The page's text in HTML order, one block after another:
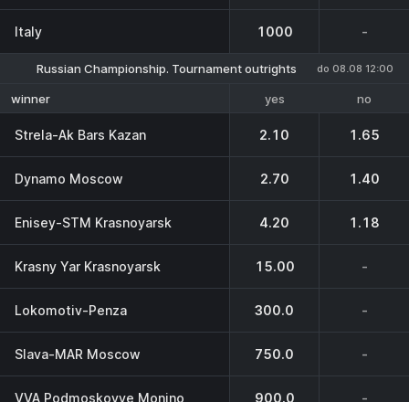
Italy 1000 -
Russian Championship. Tournament outrights do 08.08 12:00
winner yes no
Strela-Ak Bars Kazan 2.10 1.65
Dynamo Moscow 2.70 1.40
Enisey-STM Krasnoyarsk 4.20 1.18
Krasny Yar Krasnoyarsk 15.00 -
Lokomotiv-Penza 300.0 -
Slava-MAR Moscow 750.0 -
VVA Podmoskovye Monino 900.0 -